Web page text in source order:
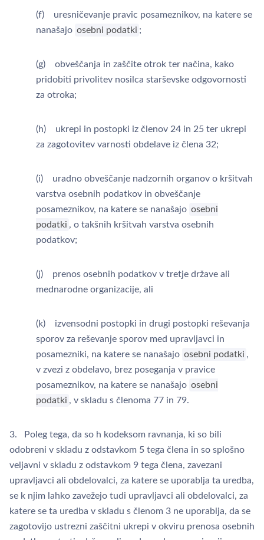
(f) uresničevanje pravic posameznikov, na katere se
nanašajo osebni podatki ;
(g) obveščanja in zaščite otrok ter načina, kako
pridobiti privolitev nosilca starševske odgovornosti
za otroka;
(h) ukrepi in postopki iz členov 24 in 25 ter ukrepi
za zagotovitev varnosti obdelave iz člena 32;
(i) uradno obveščanje nadzornih organov o kršitvah
varstva osebnih podatkov in obveščanje
posameznikov, na katere se nanašajo osebni
podatki , o takšnih kršitvah varstva osebnih
podatkov;
(j) prenos osebnih podatkov v tretje države ali
mednarodne organizacije, ali
(k) izvensodni postopki in drugi postopki reševanja
sporov za reševanje sporov med upravljavci in
posamezniki, na katere se nanašajo osebni podatki ,
v zvezi z obdelavo, brez poseganja v pravice
posameznikov, na katere se nanašajo osebni
podatki , v skladu s členoma 77 in 79.
3. Poleg tega, da so h kodeksom ravnanja, ki so bili
odobreni v skladu z odstavkom 5 tega člena in so splošno
veljavni v skladu z odstavkom 9 tega člena, zavezani
upravljavci ali obdelovalci, za katere se uporablja ta uredba,
se k njim lahko zavežejo tudi upravljavci ali obdelovalci, za
katere se ta uredba v skladu s členom 3 ne uporablja, da se
zagotovijo ustrezni zaščitni ukrepi v okviru prenosa osebnih